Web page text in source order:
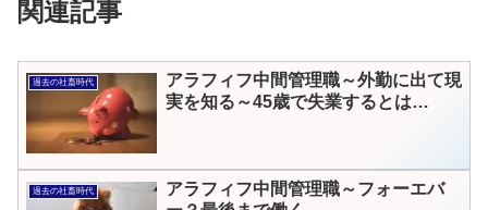
関連記事
過去の社畜時代
アラフィフ中間管理職～外勤に出て現
実を知る～45歳で失業するとは…
過去の社畜時代
アラフィフ中間管理職～フォーエバ